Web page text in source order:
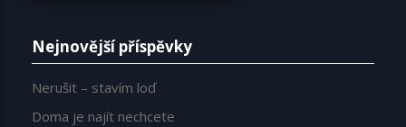
Nejnovější příspěvky
Nerušit – stavím loď
Doma je najít nechcete